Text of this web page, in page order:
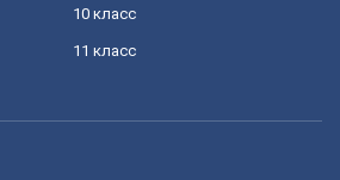
10 класс
11 класс